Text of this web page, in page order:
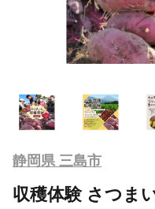
静岡県 三島市
収穫体験 さつま